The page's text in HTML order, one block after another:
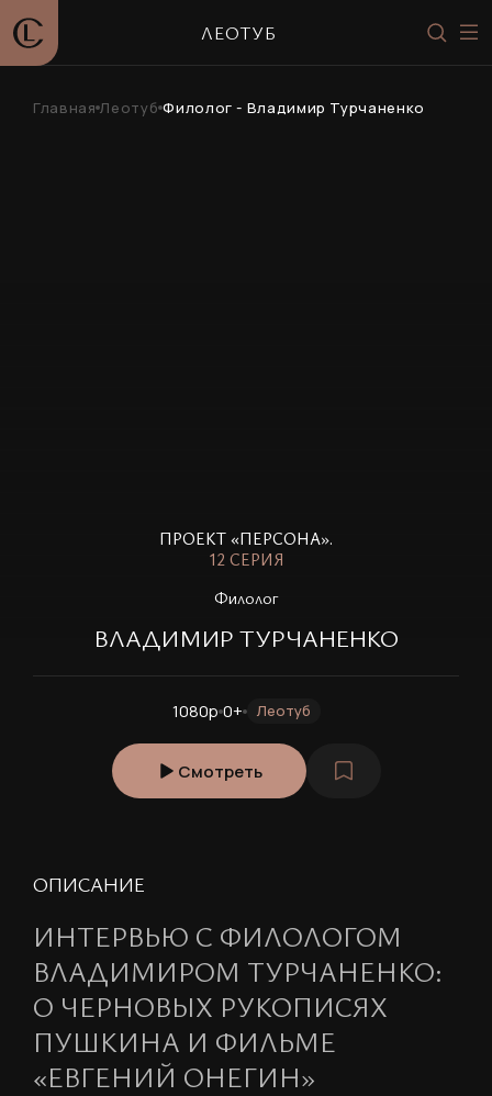
ЛЕОТУБ
Главная Леотуб Филолог - Владимир Турчаненко
ПРОЕКТ «ПЕРСОНА».
12 СЕРИЯ
Филолог
ВЛАДИМИР ТУРЧАНЕНКО
1080p 0+ Леотуб
Смотреть
ОПИСАНИЕ
ИНТЕРВЬЮ С ФИЛОЛОГОМ
ВЛАДИМИРОМ ТУРЧАНЕНКО:
О ЧЕРНОВЫХ РУКОПИСЯХ
ПУШКИНА И ФИЛЬМЕ
«ЕВГЕНИЙ ОНЕГИН»